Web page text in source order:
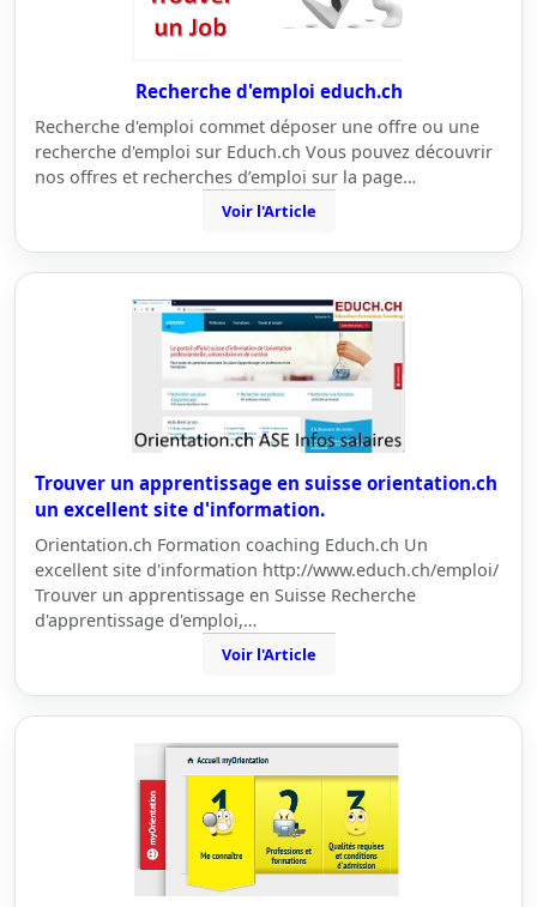
Recherche d'emploi educh.ch
Recherche d'emploi commet déposer une offre ou une
recherche d'emploi sur Educh.ch Vous pouvez découvrir
nos offres et recherches d’emploi sur la page…
Voir l'Article
Trouver un apprentissage en suisse orientation.ch
un excellent site d'information.
Orientation.ch Formation coaching Educh.ch Un
excellent site d'information http://www.educh.ch/emploi/
Trouver un apprentissage en Suisse Recherche
d'apprentissage d'emploi,…
Voir l'Article